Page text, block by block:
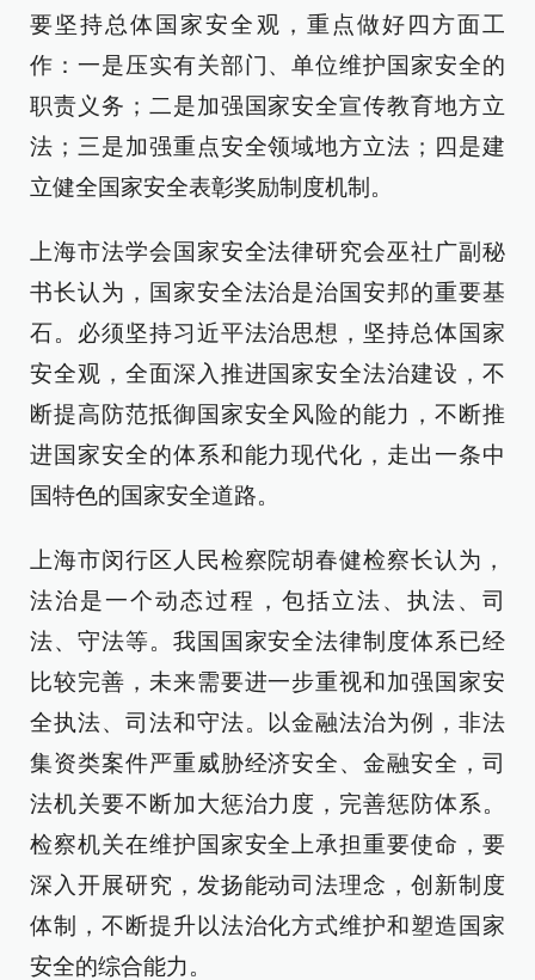
要坚持总体国家安全观，重点做好四方面工
作：一是压实有关部门、单位维护国家安全的
职责义务；二是加强国家安全宣传教育地方立
法；三是加强重点安全领域地方立法；四是建
立健全国家安全表彰奖励制度机制。
上海市法学会国家安全法律研究会巫社广副秘
书长认为，国家安全法治是治国安邦的重要基
石。必须坚持习近平法治思想，坚持总体国家
安全观，全面深入推进国家安全法治建设，不
断提高防范抵御国家安全风险的能力，不断推
进国家安全的体系和能力现代化，走出一条中
国特色的国家安全道路。
上海市闵行区人民检察院胡春健检察长认为，
法治是一个动态过程，包括立法、执法、司
法、守法等。我国国家安全法律制度体系已经
比较完善，未来需要进一步重视和加强国家安
全执法、司法和守法。以金融法治为例，非法
集资类案件严重威胁经济安全、金融安全，司
法机关要不断加大惩治力度，完善惩防体系。
检察机关在维护国家安全上承担重要使命，要
深入开展研究，发扬能动司法理念，创新制度
体制，不断提升以法治化方式维护和塑造国家
安全的综合能力。